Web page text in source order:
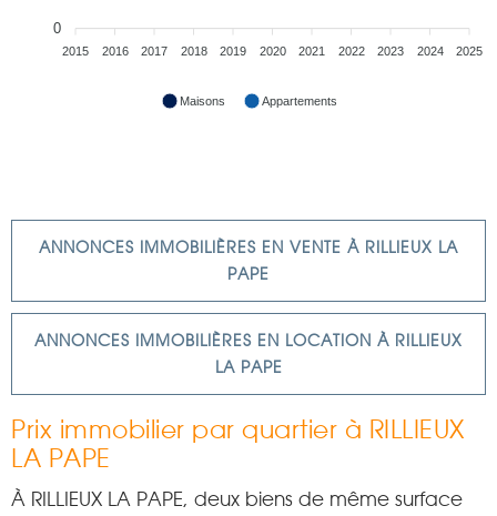
0
2015 2016 2017 2018 2019 2020 2021 2022 2023 2024 2025
Maisons Appartements
ANNONCES IMMOBILIÈRES EN VENTE À RILLIEUX LA
PAPE
ANNONCES IMMOBILIÈRES EN LOCATION À RILLIEUX
LA PAPE
Prix immobilier par quartier à RILLIEUX
LA PAPE
À RILLIEUX LA PAPE, deux biens de même surface